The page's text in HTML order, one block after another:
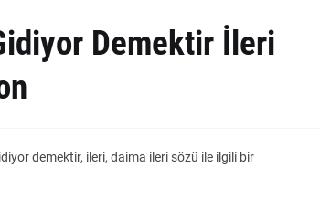
Demektir İleri
demektir, ileri, daima ileri sözü ile ilgili bir